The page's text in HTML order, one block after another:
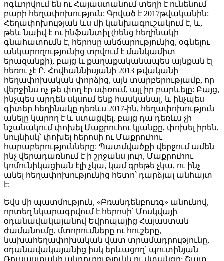
ոգևորվում են ու Հայաստանում տեղի է ունենում
բարի հեղափոխություն: Գրված է 2017թվականին:
Հեղափոխության ևս մի կանխագուշակում է, և,
թեև նաիվ է ու ինֆանտիլ (հենց հեղինակի
գնահատումն է, հերոսը անճարությունից, օգնելու
անկարողությունից տրվում է մանկամիտ
երազանքի), բայց և քաղաքականապես այնքան էլ
հեռու չէ Ր. Հովհաննիսյանի 2013 թվականի
հեղափոխական փորձից, այն տարբերությամբ, որ
վերջինս ոչ թե փող էր սփռում, այլ իր բարևելը: Բայց,
ինչպես արդեն սկսում ենք հասկանալ, և ինչպես
գիտեր հեղինակը դեռևս 2017-ին, հեղափոխություն
անելը կարող է և ստացվել, բայց դա դեռևս չի
նշանակում փոխել Մաքրուհու կյանքը, փոխել իրեն,
նույնիսկ՝ փոխել հերոսի ու Մաքրուհու
հարաբերությունները: Պատմվածքի վերջում ամեն
ինչ վերադառնում է ի շրջանս յուր, Մաքրուհու
կոմունիկացիան էլի չկա, կամ գրեթե չկա, ու ինչ
անել հեղափոխությունից հետո՝ դարձյալ անհայտ
է:
Եվս մի պատմություն, «Բռանդենբուռգ» անունով,
որտեղ նկարագրվում է հերոսի՝ Մոսկվայի
օդանավակայանով Եվրոպայից Հայաստան
ժամանումը, մտորումները ու հուշերը,
նախահեղափոխական վատ տրամադրությունը,
օդանավակայանից իսկ երևացող՝ պուտինյան
Ռուսաստանի անդուրությունն ու վտանգը: Շատ